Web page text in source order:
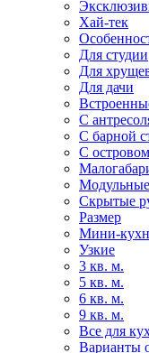
Хай-тек
Для студии
Для
Для дачи
С
С барной
С островом
Модульные
Скрытые
Размер
Мини-
Узкие
3 кв. м.
5 кв. м.
6 кв. м.
9 кв. м.
Все для
Варианты